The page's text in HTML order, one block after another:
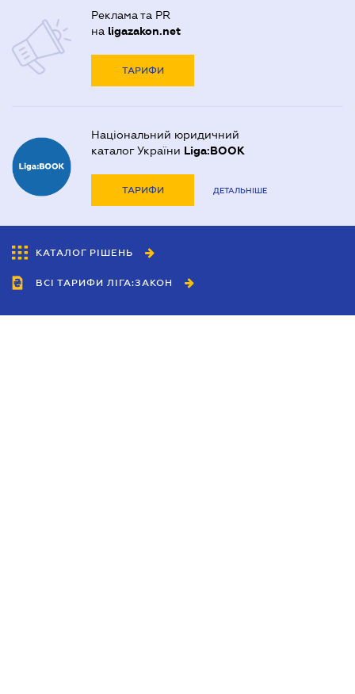
Реклама та PR
на ligazakon.net
ТАРИФИ
Національний юридичний
каталог України Liga:BOOK
ТАРИФИ ДЕТАЛЬНІШЕ
КАТАЛОГ РІШЕНЬ
ВСІ ТАРИФИ ЛІГА:ЗАКОН